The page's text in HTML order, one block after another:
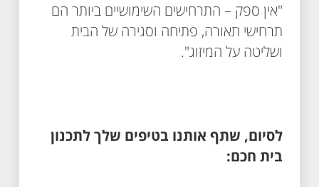
"אין ספק – התרחישים השימושיים ביותר הם
תרחישי תאורה, פתיחה וסגירה של הבית
ושליטה על המיזוג".
לסיום, שתף אותנו בטיפים שלך לתכנון
בית חכם: